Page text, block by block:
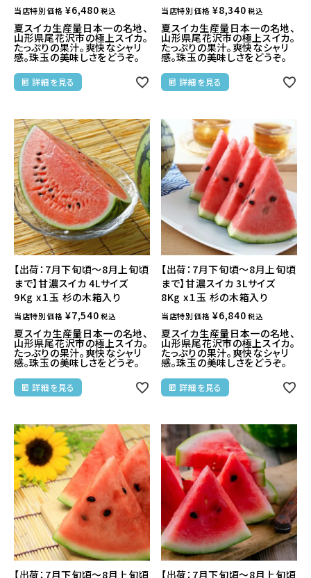
当店特別価格 ¥6,480 税込
夏スイカ生産量日本一の名地、
山形県尾花沢市の極上スイカ。
たっぷりの果汁。爽快なシャリ
感。珠玉の美味しさをどうぞ。
詳細を見る
当店特別価格 ¥8,340 税込
夏スイカ生産量日本一の名地、
山形県尾花沢市の極上スイカ。
たっぷりの果汁。爽快なシャリ
感。珠玉の美味しさをどうぞ。
詳細を見る
【出荷：7月下旬頃～8月上旬頃
まで】甘濃スイカ 4Lサイズ
9Kg x１玉 杉の木箱入り
当店特別価格 ¥7,540 税込
夏スイカ生産量日本一の名地、
山形県尾花沢市の極上スイカ。
たっぷりの果汁。爽快なシャリ
感。珠玉の美味しさをどうぞ。
詳細を見る
【出荷：7月下旬頃～8月上旬頃
まで】甘濃スイカ 3Lサイズ
8Kg x１玉 杉の木箱入り
当店特別価格 ¥6,840 税込
夏スイカ生産量日本一の名地、
山形県尾花沢市の極上スイカ。
たっぷりの果汁。爽快なシャリ
感。珠玉の美味しさをどうぞ。
詳細を見る
【出荷：7月下旬頃～8月上旬頃
【出荷：7月下旬頃～8月上旬頃